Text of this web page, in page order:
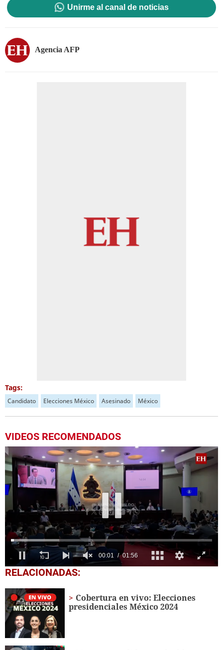
Unirme al canal de noticias
Agencia AFP
Tags:
Candidato Elecciones México Asesinado México
VIDEOS RECOMENDADOS
0
seconds
minute,
56
seconds
RELACIONADAS:
Cobertura en vivo: Elecciones
presidenciales México 2024